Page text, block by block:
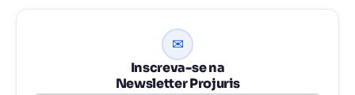
✉
Inscreva-se na
Newsletter Projuris